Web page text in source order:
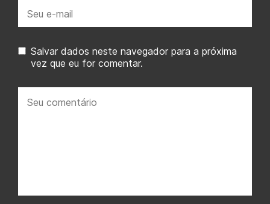
mail:
Salvar dados neste navegador para a próxima
vez que eu for comentar.
comentário: